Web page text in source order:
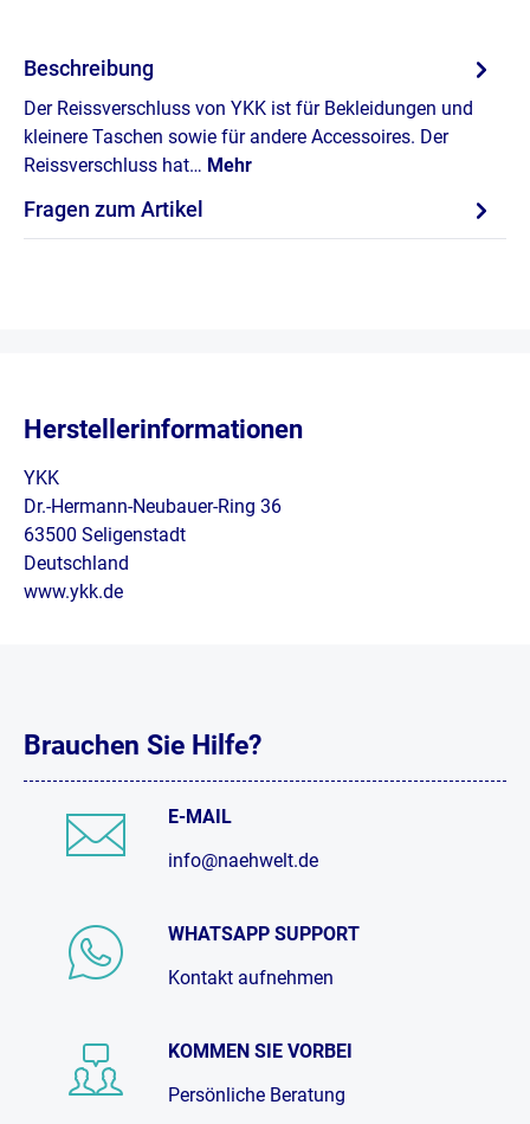
Beschreibung
Der Reissverschluss von YKK ist für Bekleidungen und
kleinere Taschen sowie für andere Accessoires. Der
Reissverschluss hat… Mehr
Fragen zum Artikel
Herstellerinformationen
YKK
Dr.-Hermann-Neubauer-Ring 36
63500 Seligenstadt
Deutschland
www.ykk.de
Brauchen Sie Hilfe?
E-MAIL
info@naehwelt.de
WHATSAPP SUPPORT
Kontakt aufnehmen
KOMMEN SIE VORBEI
Persönliche Beratung